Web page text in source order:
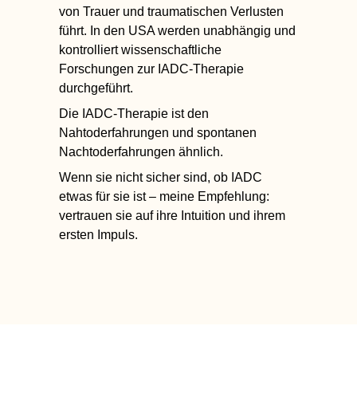
von Trauer und traumatischen Verlusten
führt. In den USA werden unabhängig und
kontrolliert wissenschaftliche
Forschungen zur IADC-Therapie
durchgeführt.
Die IADC-Therapie ist den
Nahtoderfahrungen und spontanen
Nachtoderfahrungen ähnlich.
Wenn sie nicht sicher sind, ob IADC
etwas für sie ist – meine Empfehlung:
vertrauen sie auf ihre Intuition und ihrem
ersten Impuls.